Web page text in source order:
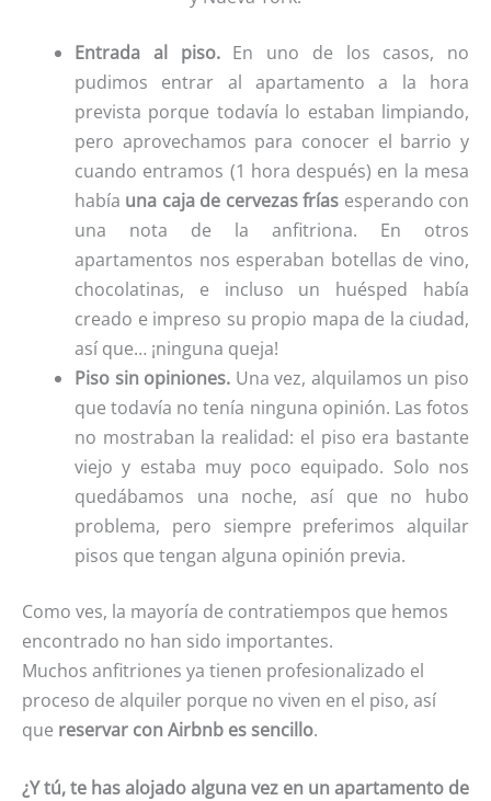
Entrada al piso. En uno de los casos, no
pudimos entrar al apartamento a la hora
prevista porque todavía lo estaban limpiando,
pero aprovechamos para conocer el barrio y
cuando entramos (1 hora después) en la mesa
había una caja de cervezas frías esperando con
una nota de la anfitriona. En otros
apartamentos nos esperaban botellas de vino,
chocolatinas, e incluso un huésped había
creado e impreso su propio mapa de la ciudad,
así que… ¡ninguna queja!
Piso sin opiniones. Una vez, alquilamos un piso
que todavía no tenía ninguna opinión. Las fotos
no mostraban la realidad: el piso era bastante
viejo y estaba muy poco equipado. Solo nos
quedábamos una noche, así que no hubo
problema, pero siempre preferimos alquilar
pisos que tengan alguna opinión previa.
Como ves, la mayoría de contratiempos que hemos
encontrado no han sido importantes.
Muchos anfitriones ya tienen profesionalizado el
proceso de alquiler porque no viven en el piso, así
que reservar con Airbnb es sencillo.
¿Y tú, te has alojado alguna vez en un apartamento de